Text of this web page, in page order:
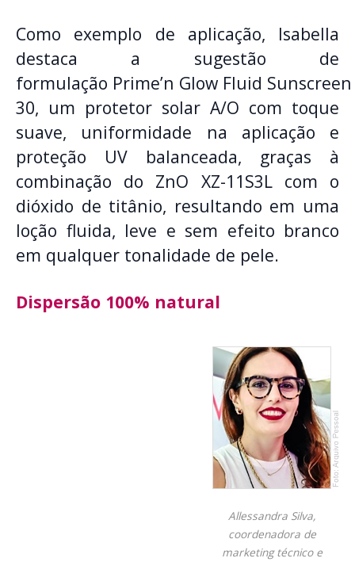
Como exemplo de aplicação, Isabella
destaca a sugestão de
formulação Prime’n Glow Fluid Sunscreen
30, um protetor solar A/O com toque
suave, uniformidade na aplicação e
proteção UV balanceada, graças à
combinação do ZnO XZ-11S3L com o
dióxido de titânio, resultando em uma
loção fluida, leve e sem efeito branco
em qualquer tonalidade de pele.
Dispersão 100% natural
Allessandra Silva,
coordenadora de
marketing técnico e